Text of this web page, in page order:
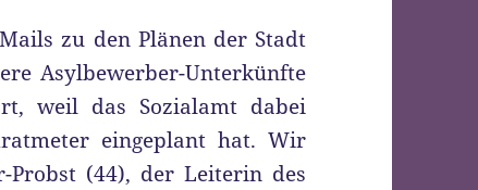
zu den Plänen der Stadt
Asylbewerber-Unterkünfte
weil das Sozialamt dabei
eingeplant hat. Wir
(44), der Leiterin des